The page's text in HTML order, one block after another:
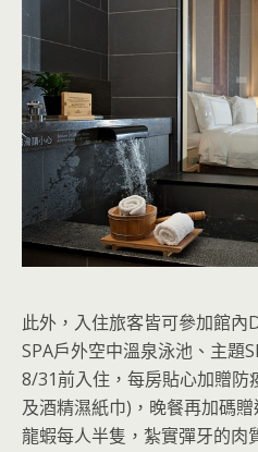
此外，入住旅客皆可參加館內
SPA戶外空中溫泉泳池、主題
8/31前入住，每房貼心加贈防
及酒精濕紙巾)，晚餐再加碼
龍蝦每人半隻，紮實彈牙的肉